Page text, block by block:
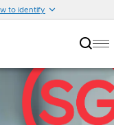
to identify